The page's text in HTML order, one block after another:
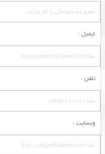
ایمیل :
تلفن :
وبسایت :